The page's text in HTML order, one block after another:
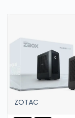
ZOTAC